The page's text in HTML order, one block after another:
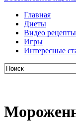
Главная
Диеты
Видео рецепты
Игры
Интересные